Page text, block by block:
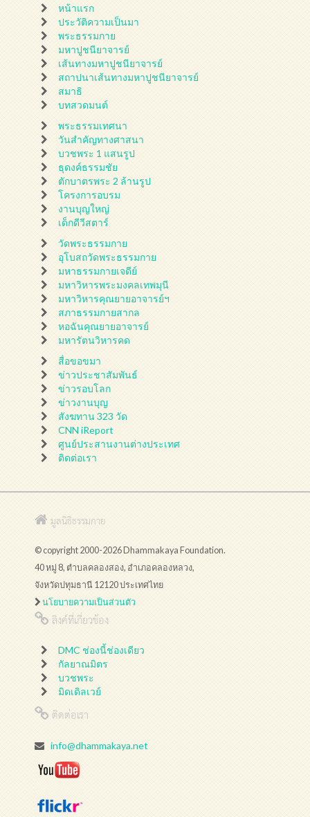
หน้าแรก
ประวัติความเป็นมา
พระธรรมกาย
มหาปูชนียาจารย์
เส้นทางมหาปูชนียาจารย์
สถาปนาเส้นทางมหาปูชนียาจารย์
สมาธิ
บทสวดมนต์
พระธรรมเทศนา
วันสำคัญทางศาสนา
บวชพระ 1 แสนรูป
ธุดงค์ธรรมชัย
ตักบาตรพระ 2 ล้านรูป
โครงการอบรม
งานบุญใหญ่
เด็กดีวีสตาร์
วัดพระธรรมกาย
อุโบสถวัดพระธรรมกาย
มหาธรรมกายเจดีย์
มหาวิหารพระมงคลเทพมุนี
มหาวิหารคุณยายอาจารย์ฯ
สภาธรรมกายสากล
หอฉันคุณยายอาจารย์
มหารัตนวิหารคด
สื่อขอขมา
ข่าวประชาสัมพันธ์
ข่าวรอบโลก
ข่าวงานบุญ
สังฆทาน 323 วัด
CNN iReport
ศูนย์ประสานงานต่างประเทศ
ติดต่อเรา
มูลนิธิธรรมกาย
© copyright 2000-2026 Dhammakaya Foundation.
40 หมู่ 8, ตำบลคลองสอง, อำเภอคลองหลวง,
จังหวัดปทุมธานี 12120 ประเทศไทย
นโยบายความเป็นส่วนตัว
ลิงค์ที่เกี่ยวข้อง
DMC ช่องนี้ช่องเดียว
กัลยาณมิตร
บวชพระ
มิดเดิลเวย์
ติดต่อเรา
info@dhammakaya.net